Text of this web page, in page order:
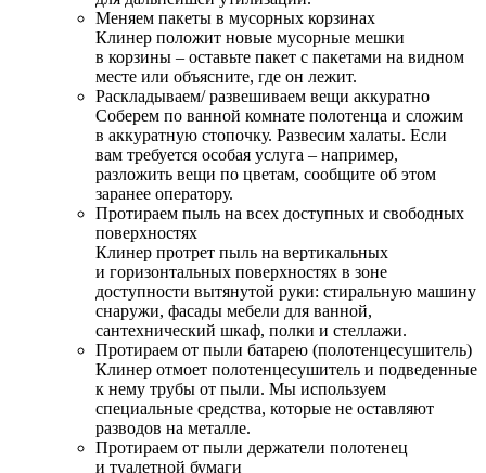
Меняем пакеты в мусорных корзинах
Клинер положит новые мусорные мешки
в корзины – оставьте пакет с пакетами на видном
месте или объясните, где он лежит.
Раскладываем/ развешиваем вещи аккуратно
Соберем по ванной комнате полотенца и сложим
в аккуратную стопочку. Развесим халаты. Если
вам требуется особая услуга – например,
разложить вещи по цветам, сообщите об этом
заранее оператору.
Протираем пыль на всех доступных и свободных
поверхностях
Клинер протрет пыль на вертикальных
и горизонтальных поверхностях в зоне
доступности вытянутой руки: стиральную машину
снаружи, фасады мебели для ванной,
сантехнический шкаф, полки и стеллажи.
Протираем от пыли батарею (полотенцесушитель)
Клинер отмоет полотенцесушитель и подведенные
к нему трубы от пыли. Мы используем
специальные средства, которые не оставляют
разводов на металле.
Протираем от пыли держатели полотенец
и туалетной бумаги